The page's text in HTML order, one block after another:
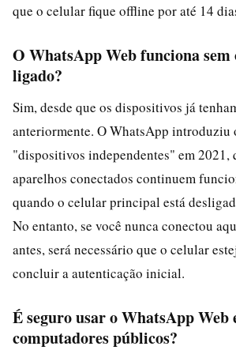
que o celular fique offline por até 14
O WhatsApp Web funciona
ligado?
Sim, desde que os dispositivos já
anteriormente. O WhatsApp introduziu
"dispositivos independentes" em 2021,
aparelhos conectados continuem
quando o celular principal está
No entanto, se você nunca conectou
antes, será necessário que o celular
concluir a autenticação inicial.
É seguro usar o WhatsApp Web
computadores públicos?